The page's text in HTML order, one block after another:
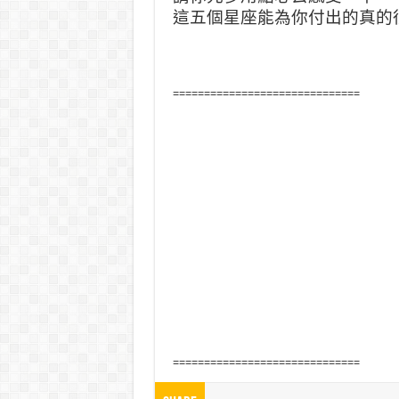
這五個星座能為你付出的真的
==============================
==============================